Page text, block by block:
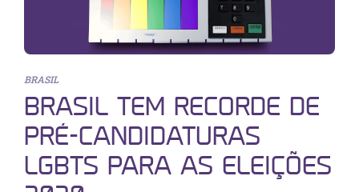
BRASIL
BRASIL TEM RECORDE DE
PRÉ-CANDIDATURAS
LGBTS PARA AS ELEIÇÕES